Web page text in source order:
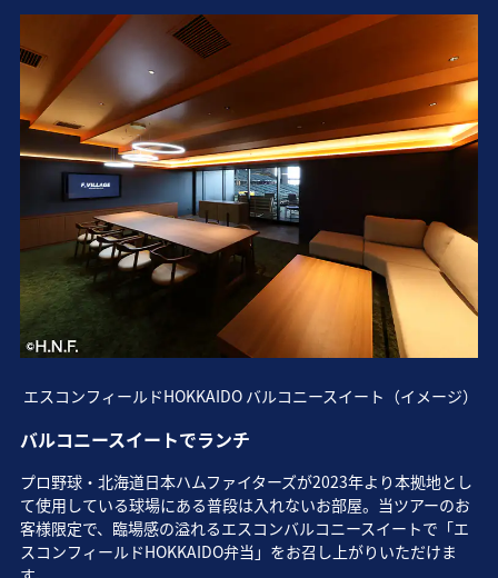
エスコンフィールドHOKKAIDO バルコニースイート（イメージ）
バルコニースイートでランチ
プロ野球・北海道日本ハムファイターズが2023年より本拠地とし
て使用している球場にある普段は入れないお部屋。当ツアーのお
客様限定で、臨場感の溢れるエスコンバルコニースイートで「エ
スコンフィールドHOKKAIDO弁当」をお召し上がりいただけま